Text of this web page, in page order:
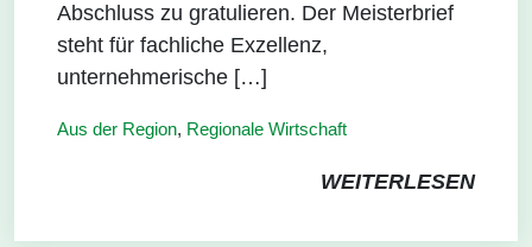
Abschluss zu gratulieren. Der Meisterbrief
steht für fachliche Exzellenz,
unternehmerische […]
Aus der Region, Regionale Wirtschaft
WEITERLESEN